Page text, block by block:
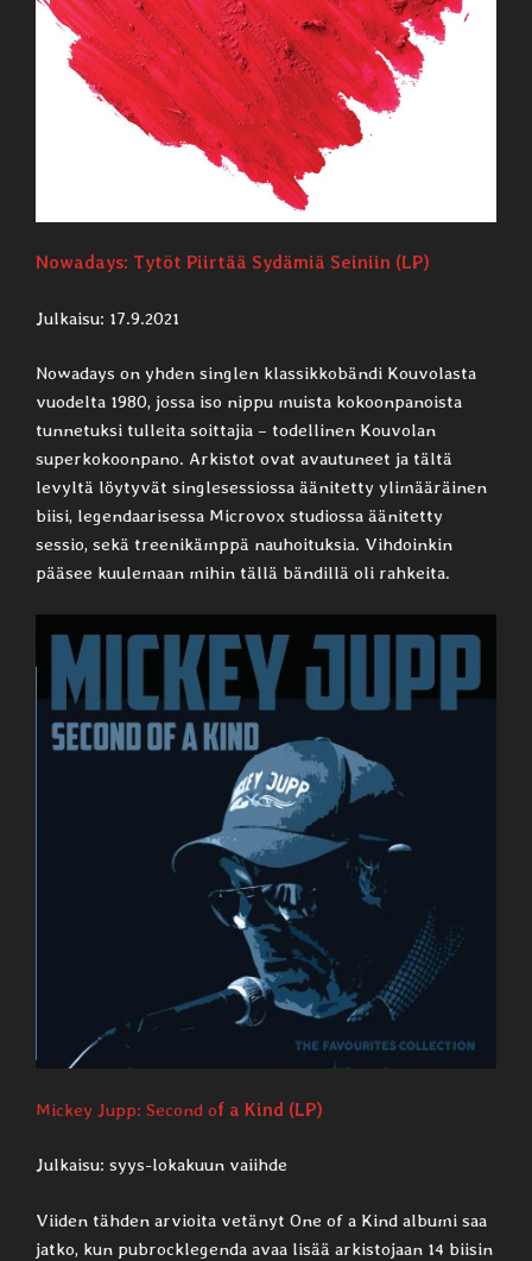
Nowadays: Tytöt Piirtää Sydämiä Seiniin (LP)
Julkaisu: 17.9.2021
Nowadays on yhden singlen klassikkobändi Kouvolasta
vuodelta 1980, jossa iso nippu muista kokoonpanoista
tunnetuksi tulleita soittajia – todellinen Kouvolan
superkokoonpano. Arkistot ovat avautuneet ja tältä
levyltä löytyvät singlesessiossa äänitetty ylimääräinen
biisi, legendaarisessa Microvox studiossa äänitetty
sessio, sekä treenikämppä nauhoituksia. Vihdoinkin
pääsee kuulemaan mihin tällä bändillä oli rahkeita.
Mickey Jupp: Second of a Kind (LP)
Julkaisu: syys-lokakuun vaiihde
Viiden tähden arvioita vetänyt One of a Kind albumi saa
jatko, kun pubrocklegenda avaa lisää arkistojaan 14 biisin